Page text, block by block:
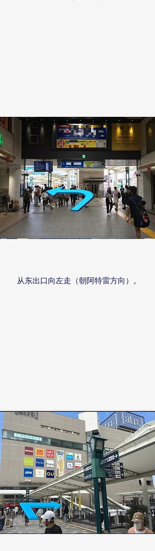
从东出口向左走（朝阿特雷方向）。